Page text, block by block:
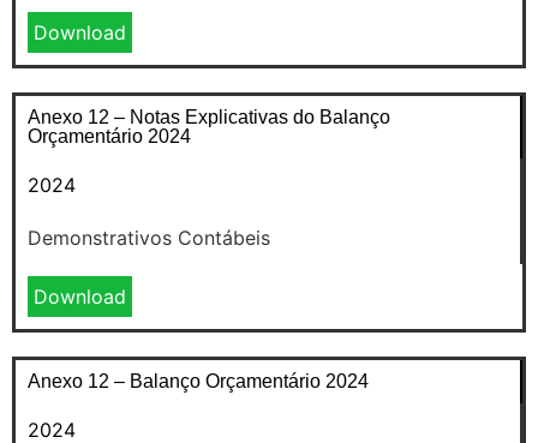
Download
Anexo 12 – Notas Explicativas do Balanço
Orçamentário 2024
2024
Demonstrativos Contábeis
Download
Anexo 12 – Balanço Orçamentário 2024
2024